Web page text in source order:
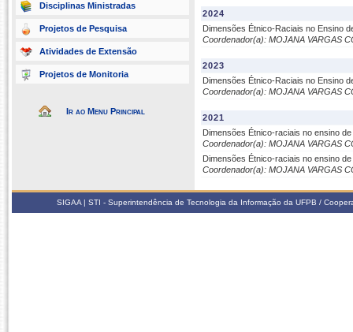
Disciplinas Ministradas
Projetos de Pesquisa
Atividades de Extensão
Projetos de Monitoria
Ir ao Menu Principal
2024
Dimensões Étnico-Raciais no Ensino
Coordenador(a): MOJANA VARGAS
2023
Dimensões Étnico-Raciais no Ensino
Coordenador(a): MOJANA VARGAS
2021
Dimensões Étnico-raciais no ensino
Coordenador(a): MOJANA VARGAS
Dimensões Étnico-raciais no ensino
Coordenador(a): MOJANA VARGAS
SIGAA | STI - Superintendência de Tecnologia da Informação da UFPB /